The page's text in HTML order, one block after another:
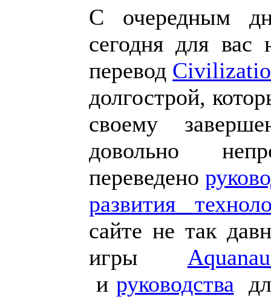
С очередным
сегодня для вас
перевод
долгострой,
своему
довольно
переведено
развития
сайте не так
игры
и руководства